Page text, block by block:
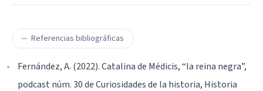
Referencias bibliográficas
Fernández, A. (2022). Catalina de Médicis, “la reina negra”,
podcast núm. 30 de Curiosidades de la historia, Historia